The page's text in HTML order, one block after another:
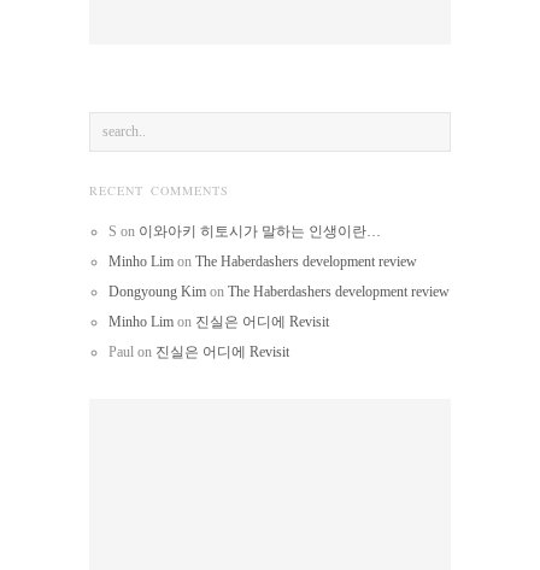
RECENT COMMENTS
S on 이와아키 히토시가 말하는 인생이란…
Minho Lim on The Haberdashers development review
Dongyoung Kim on The Haberdashers development review
Minho Lim on 진실은 어디에 Revisit
Paul on 진실은 어디에 Revisit